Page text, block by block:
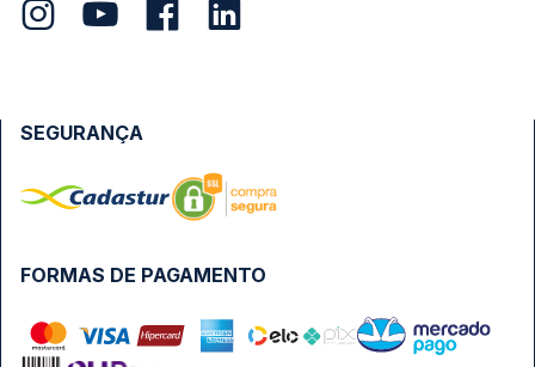
FORMAS DE PAGAMENTO
SEGURANÇA